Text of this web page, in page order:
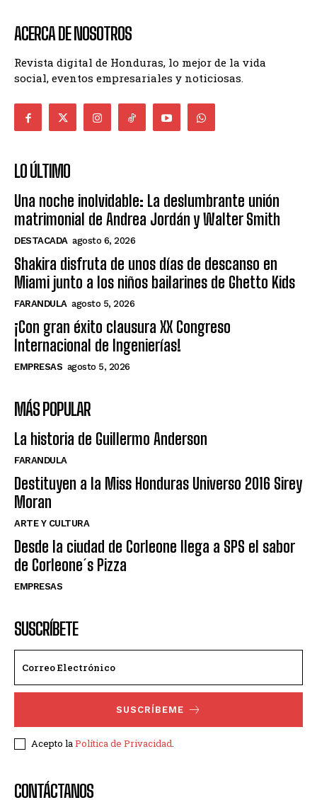
ACERCA DE NOSOTROS
Revista digital de Honduras, lo mejor de la vida
social, eventos empresariales y noticiosas.
LO ÚLTIMO
Una noche inolvidable: La deslumbrante unión
matrimonial de Andrea Jordán y Walter Smith
DESTACADA agosto 6, 2026
Shakira disfruta de unos días de descanso en
Miami junto a los niños bailarines de Ghetto Kids
FARANDULA agosto 5, 2026
¡Con gran éxito clausura XX Congreso
Internacional de Ingenierías!
EMPRESAS agosto 5, 2026
MÁS POPULAR
La historia de Guillermo Anderson
FARANDULA
Destituyen a la Miss Honduras Universo 2016 Sirey
Moran
ARTE Y CULTURA
Desde la ciudad de Corleone llega a SPS el sabor
de Corleone´s Pizza
EMPRESAS
SUSCRÍBETE
SUSCRÍBEME
Acepto laPolítica de Privacidad.
CONTÁCTANOS